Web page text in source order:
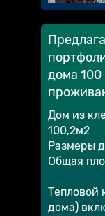
дома 100
Дом из
100,2м2
Размеры
Общая
Тепловой
дома)